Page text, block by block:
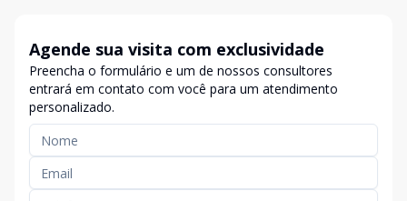
Agende sua visita com exclusividade
Preencha o formulário e um de nossos consultores
entrará em contato com você para um atendimento
personalizado.